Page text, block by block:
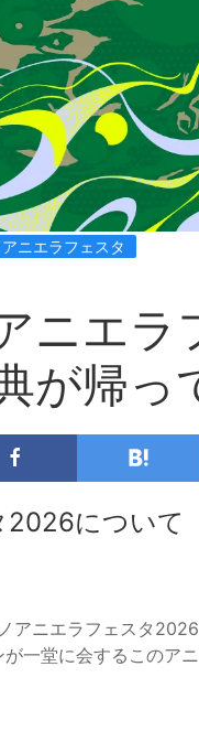
ニエラフェスタ
ニエラ
が帰っ
について
アニエラフェスタ
一堂に会するこのア